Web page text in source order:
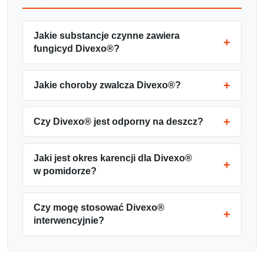
Jakie substancje czynne zawiera
fungicyd Divexo®?
Jakie choroby zwalcza Divexo®?
Czy Divexo® jest odporny na deszcz?
Jaki jest okres karencji dla Divexo®
w pomidorze?
Czy mogę stosować Divexo®
interwencyjnie?